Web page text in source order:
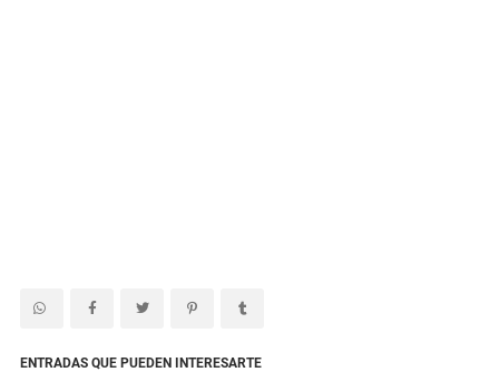
ENTRADAS QUE PUEDEN INTERESARTE